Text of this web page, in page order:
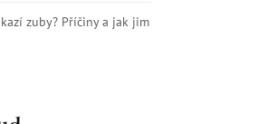
zuby? Příčiny a jak jim